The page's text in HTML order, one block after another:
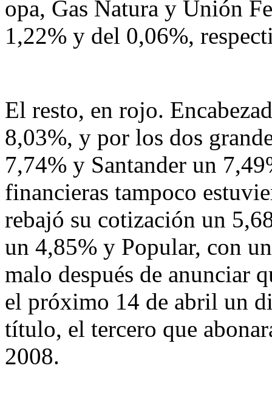
opa, Gas Natura y Unión
1,22% y del 0,06%,
El resto, en rojo.
8,03%, y por los dos
7,74% y Santander un
financieras tampoco
rebajó su cotización un
un 4,85% y Popular, con
malo después de anunciar
el próximo 14 de abril un
título, el tercero que
2008.